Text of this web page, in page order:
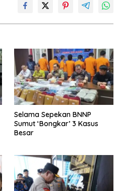
Selama Sepekan BNNP
Sumut ‘Bongkar’ 3 Kasus
Besar